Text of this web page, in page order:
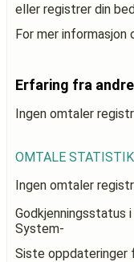
eller registrer din
For mer informasjon
Erfaring fra
Ingen omtaler
OMTALE
Ingen omtaler
Godkjenningsstatus
System-
Siste oppdateringer